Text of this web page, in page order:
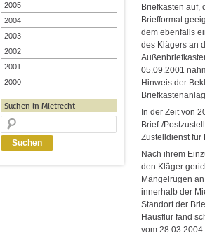
Briefkasten auf,
Briefformat
dem ebenfalls
des Klägers an
05.09.2001
Hinweis der
In der Zeit von
Brief-/
Zustelldienst für
Nach ihrem
den Kläger
Mängelrügen
innerhalb der
Standort der
Hausflur fand
vom
2005
2004
2003
2002
2001
2000
Suchen in Mietrecht